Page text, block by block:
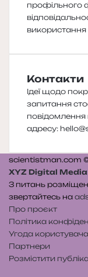
профільного
використання
Контакти
Ідеї щодо
запитання
адресу:
scientistman.com
XYZ Digital Media
З питань
звертайтесь на
Про проєкт
Політика
Угода користувача
Партнери
Розмістити